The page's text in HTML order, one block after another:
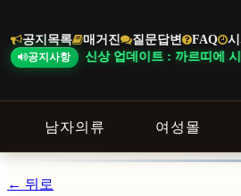
공지목록 매거진 질문답변 FAQ
공지사항
신상 업데이트 : 까르띠에 시계 총
남자의류 여성몰
바
로
기
← 뒤로